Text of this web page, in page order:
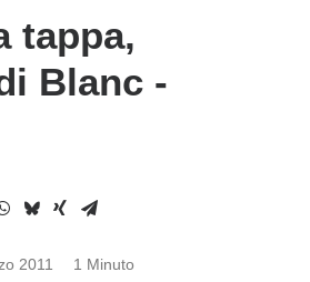
tappa,
Blanc -
2011 1 Minuto